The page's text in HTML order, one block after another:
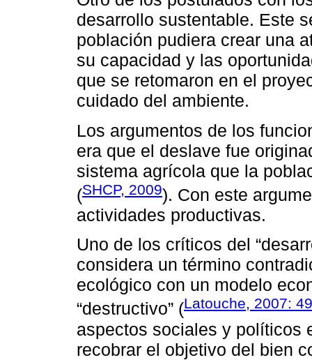
desarrollo sustentable. Este
población pudiera crear una
su capacidad y las
que se retomaron en el
cuidado del ambiente.
Los argumentos de los
era que el deslave fue
sistema agrícola que la
(SHCP, 2009). Con este
actividades productivas.
Uno de los críticos del
considera un término
ecológico con un modelo
“destructivo” (Latouche, 2007: 49
aspectos sociales y políticos
recobrar el objetivo del bien